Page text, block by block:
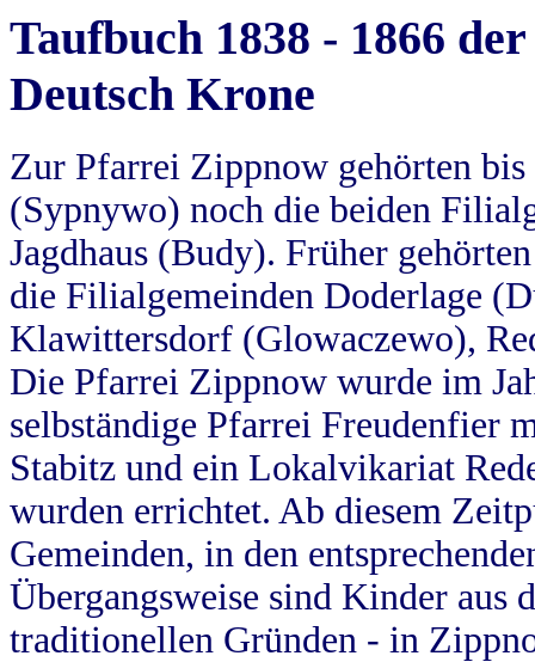
Taufbuch 1838 - 1866
Deutsch Krone
Zur Pfarrei Zippnow gehörten
(Sypnywo) noch die beiden
Jagdhaus (Budy). Früher
die Filialgemeinden Doderlage
Klawittersdorf (Glowaczewo),
Die Pfarrei Zippnow wurde im
selbständige Pfarrei Freudenfier
Stabitz und ein Lokalvikariat
wurden errichtet. Ab diesem
Gemeinden, in den
Übergangsweise sind Kinder aus
traditionellen Gründen - in